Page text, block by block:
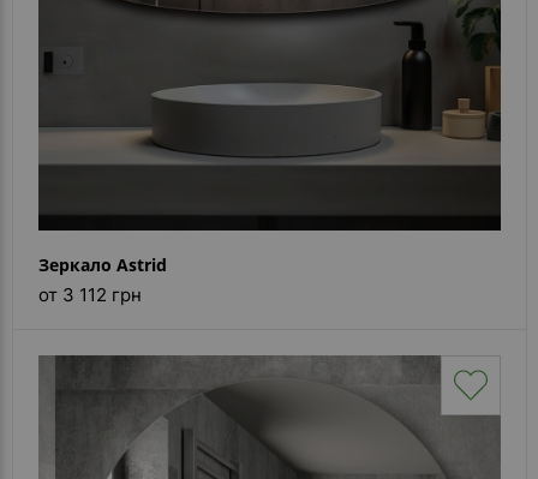
Зеркало Astrid
от 3 112 грн